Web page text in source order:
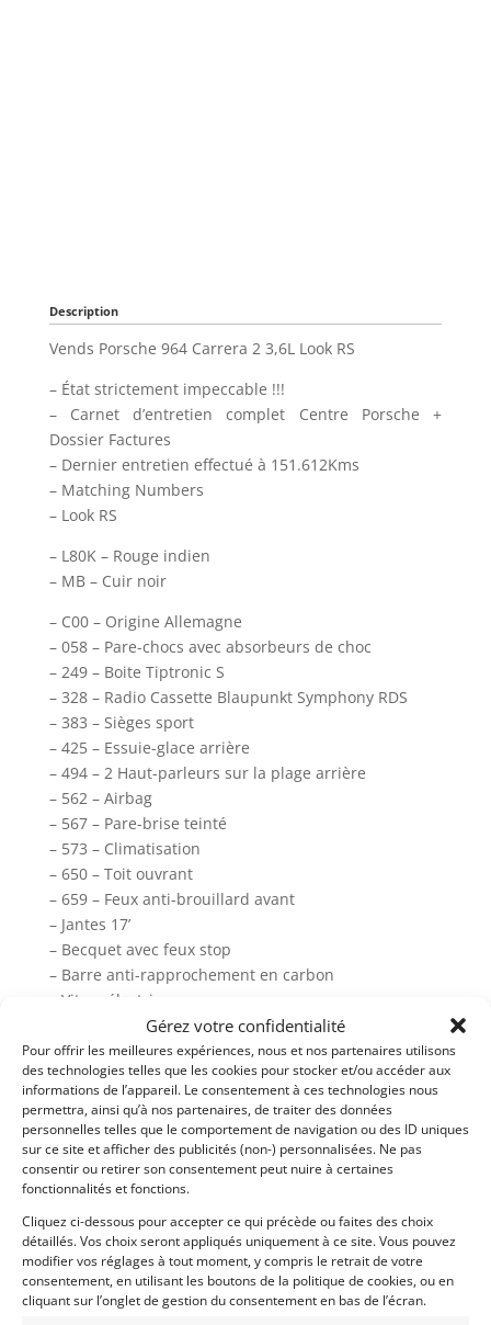
Gérez votre confidentialité
Pour offrir les meilleures expériences, nous et nos partenaires utilisons
des technologies telles que les cookies pour stocker et/ou accéder aux
informations de l’appareil. Le consentement à ces technologies nous
permettra, ainsi qu’à nos partenaires, de traiter des données
personnelles telles que le comportement de navigation ou des ID uniques
sur ce site et afficher des publicités (non-) personnalisées. Ne pas
consentir ou retirer son consentement peut nuire à certaines
fonctionnalités et fonctions.
Cliquez ci-dessous pour accepter ce qui précède ou faites des choix
détaillés. Vos choix seront appliqués uniquement à ce site. Vous pouvez
modifier vos réglages à tout moment, y compris le retrait de votre
consentement, en utilisant les boutons de la politique de cookies, ou en
cliquant sur l’onglet de gestion du consentement en bas de l’écran.
Description
Vends Porsche 964 Carrera 2 3,6L Look RS
– État strictement impeccable !!!
– Carnet d’entretien complet Centre Porsche +
Dossier Factures
– Dernier entretien effectué à 151.612Kms
– Matching Numbers
– Look RS
– L80K – Rouge indien
– MB – Cuir noir
– C00 – Origine Allemagne
– 058 – Pare-chocs avec absorbeurs de choc
– 249 – Boite Tiptronic S
– 328 – Radio Cassette Blaupunkt Symphony RDS
– 383 – Sièges sport
– 425 – Essuie-glace arrière
– 494 – 2 Haut-parleurs sur la plage arrière
– 562 – Airbag
– 567 – Pare-brise teinté
– 573 – Climatisation
– 650 – Toit ouvrant
– 659 – Feux anti-brouillard avant
– Jantes 17’
– Becquet avec feux stop
– Barre anti-rapprochement en carbon
– Vitres électriques
– Sièges à réglages électriques
– Radio Porsche Classic avec GPS
– Livré avec Contrôle Technique et Car-Pass
– Plus de photos sur notre site www.myvintage.be
Demandez une expertise de ce modèle
Partager cette annonce